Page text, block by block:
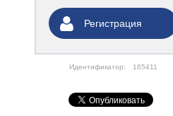
Регистрация
Идентификатор: 165411